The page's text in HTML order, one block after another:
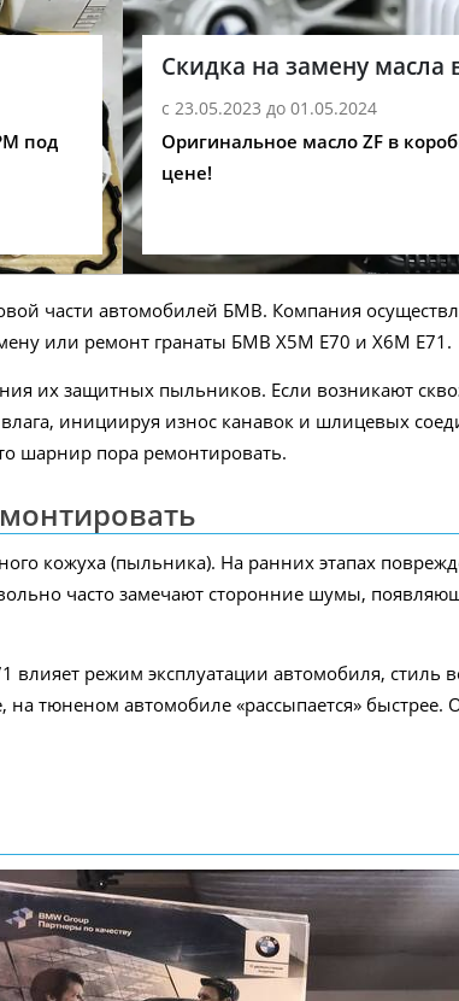
под
Скидка на замену масла
с 23.05.2023 до 01.05.2024
Оригинальное масло ZF в
цене!
части автомобилей БМВ. Компания
или ремонт гранаты БМВ X5M E70 и X6M E71.
их защитных пыльников. Если возникают
инициируя износ канавок и шлицевых
шарнир пора ремонтировать.
кожуха (пыльника). На ранних этапах
часто замечают сторонние шумы,
режим эксплуатации автомобиля, стиль
тюненом автомобиле «рассыпается» быстрее.